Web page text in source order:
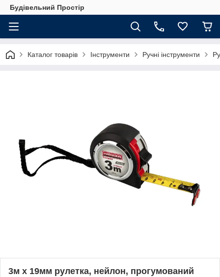
Будівельний Простір
Каталог товарів Інструменти Ручні інструменти
3м x 19мм рулетка, нейлон, прогумований